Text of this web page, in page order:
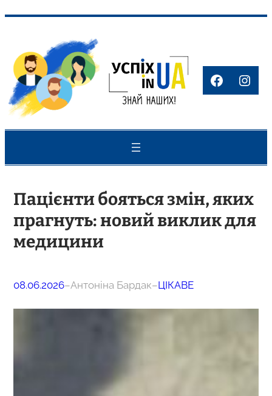
вмісту
Пацієнти бояться змін, яких
прагнуть: новий виклик для
медицини
08.06.2026–Антоніна Бардак–ЦІКАВЕ